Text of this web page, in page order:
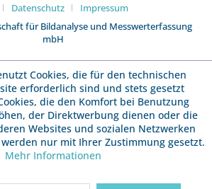
Datenschutz
Impressum
für Bildanalyse und Messwerterfassung
mbH
Cookies, die für den technischen
erforderlich sind und stets gesetzt
die den Komfort bei Benutzung
der Direktwerbung dienen oder die
Websites und sozialen Netzwerken
nur mit Ihrer Zustimmung gesetzt.
Mehr Informationen